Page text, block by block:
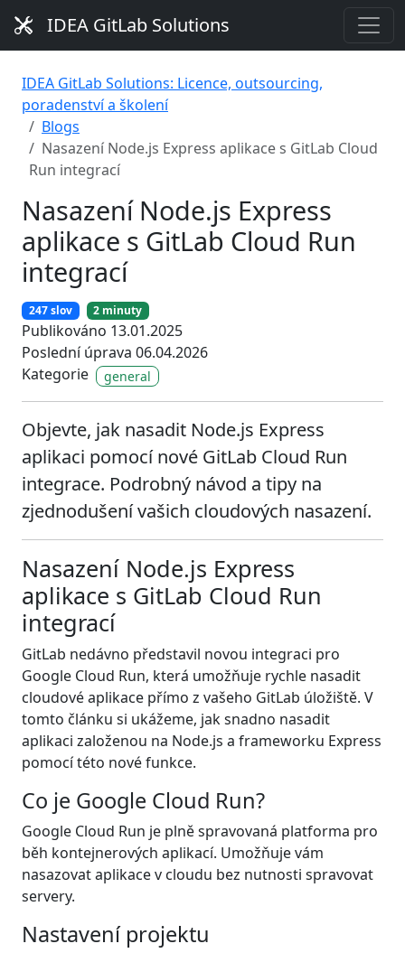
IDEA GitLab Solutions
IDEA GitLab Solutions: Licence, outsourcing,
poradenství a školení
Blogs
Nasazení Node.js Express aplikace s GitLab Cloud
Run integrací
Nasazení Node.js Express
aplikace s GitLab Cloud Run
integrací
247 slov 2 minuty
Publikováno 13.01.2025
Poslední úprava 06.04.2026
Kategorie
general
Objevte, jak nasadit Node.js Express
aplikaci pomocí nové GitLab Cloud Run
integrace. Podrobný návod a tipy na
zjednodušení vašich cloudových nasazení.
Nasazení Node.js Express
aplikace s GitLab Cloud Run
integrací
GitLab nedávno představil novou integraci pro
Google Cloud Run, která umožňuje rychle nasadit
cloudové aplikace přímo z vašeho GitLab úložiště. V
tomto článku si ukážeme, jak snadno nasadit
aplikaci založenou na Node.js a frameworku Express
pomocí této nové funkce.
Co je Google Cloud Run?
Google Cloud Run je plně spravovaná platforma pro
běh kontejnerových aplikací. Umožňuje vám
nasazovat aplikace v cloudu bez nutnosti spravovat
servery.
Nastavení projektu